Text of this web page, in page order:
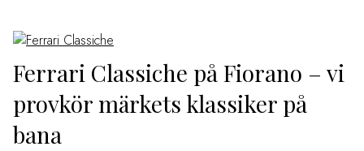
Ferrari Classiche på Fiorano – vi
provkör märkets klassiker på
bana